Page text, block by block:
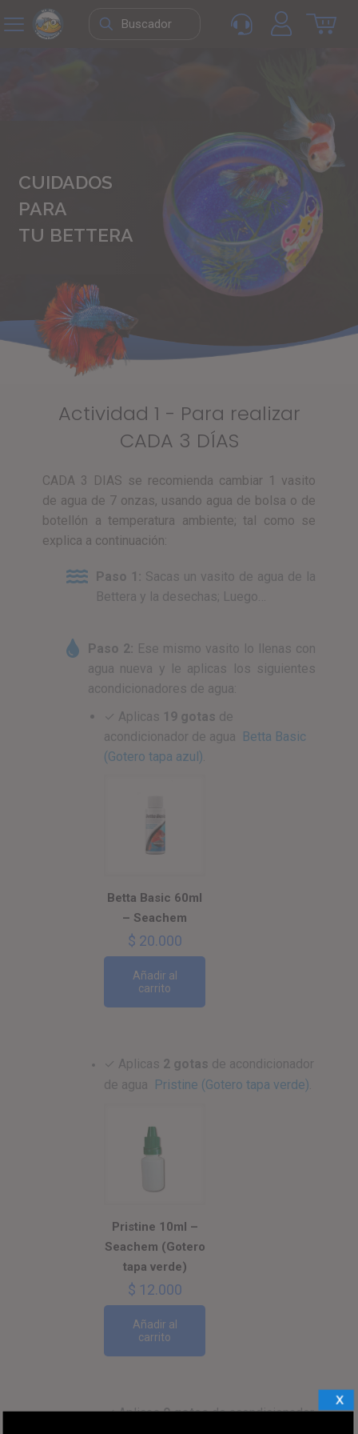
CUIDADOS
PARA
TU BETTERA
Actividad 1 - Para realizar
CADA 3 DÍAS
CADA 3 DIAS se recomienda cambiar 1 vasito
de agua de 7 onzas, usando agua de bolsa o de
botellón a temperatura ambiente; tal como se
explica a continuación:
Paso 1: Sacas un vasito de agua de la
Bettera y la desechas; Luego…
Paso 2: Ese mismo vasito lo llenas con
agua nueva y le aplicas los siguientes
acondicionadores de agua:
✓ Aplicas 19 gotas de
acondicionador de agua Betta Basic
(Gotero tapa azul).
Betta Basic 60ml
– Seachem
$ 20.000
Añadir al
carrito
✓ Aplicas 2 gotas de acondicionador
de agua
Pristine (Gotero tapa verde).
Pristine 10ml –
Seachem (Gotero
tapa verde)
$ 12.000
Añadir al
carrito
✓Aplicas9 gotasde acondicionador
X